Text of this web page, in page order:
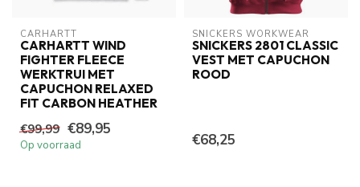
CARHARTT
CARHARTT WIND
FIGHTER FLEECE
WERKTRUI MET
CAPUCHON RELAXED
FIT CARBON HEATHER
€99,99 €89,95
Op voorraad
SNICKERS WORKWEAR
SNICKERS 2801 CLASSIC
VEST MET CAPUCHON
ROOD
€68,25